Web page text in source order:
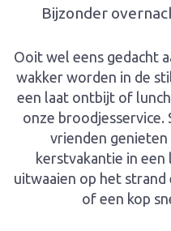
Bijzonder
Ooit wel eens gedacht
wakker worden in de
een laat ontbijt of
onze broodjesservice.
vrienden
kerstvakantie in
uitwaaien op het
of een kop